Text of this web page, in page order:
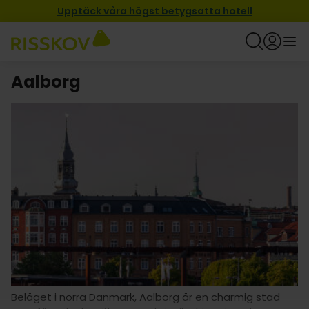
Upptäck våra högst betygsatta hotell
Aalborg
Beläget i norra Danmark, Aalborg är en charmig stad